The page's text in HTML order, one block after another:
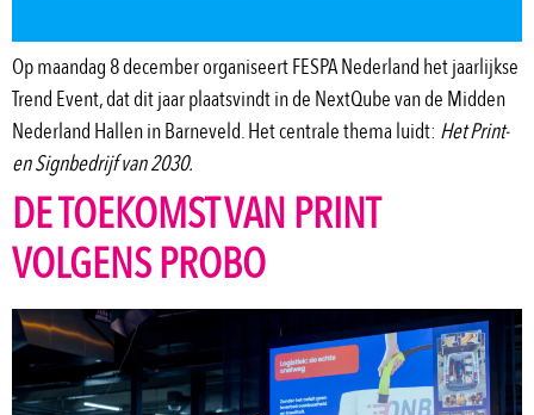
Op maandag 8 december organiseert FESPA Nederland het jaarlijkse
Trend Event, dat dit jaar plaatsvindt in de NextQube van de Midden
Nederland Hallen in Barneveld. Het centrale thema luidt: Het Print-
en Signbedrijf van 2030.
DE TOEKOMST VAN PRINT
VOLGENS PROBO